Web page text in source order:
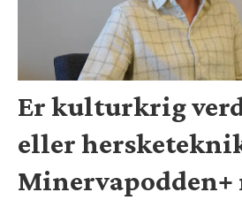
Er kulturkrig
eller
Minervapodden+